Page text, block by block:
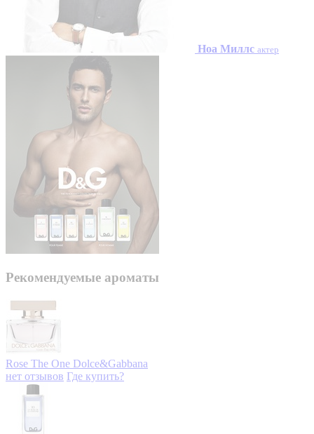
Ноа Миллс актер
Рекомендуемые ароматы
Rose The One Dolce&Gabbana
нет отзывов Где купить?